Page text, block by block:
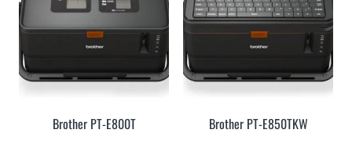
Brother PT-E800T Brother PT-E850TKW